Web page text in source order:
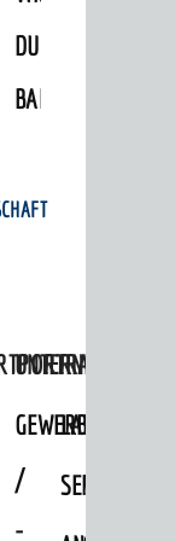
DULGER-
BAD
UNTERNEHMEN
GEWERBEFLÄCHEN
/
-